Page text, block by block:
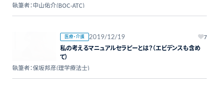
執筆者：中山佑介(BOC-ATC)
医療・介護 2019/12/19 7
私の考えるマニュアルセラピーとは？（エビデンスも含め
て）
執筆者：保坂邦彦(理学療法士)